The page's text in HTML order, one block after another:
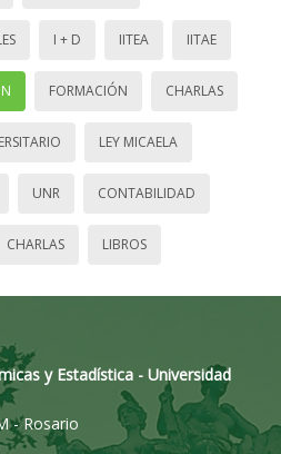
I + D IITEA IITAE
FORMACIÓN CHARLAS
LEY MICAELA
UNR CONTABILIDAD
CHARLAS LIBROS
y Estadística - Universidad
- Rosario